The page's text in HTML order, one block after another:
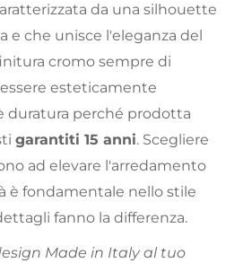
da una silhouette
e che unisce l'eleganza del
cromo sempre di
esteticamente
duratura perché prodotta
garantiti 15 anni. Scegliere
ad elevare l'arredamento
è fondamentale nello stile
fanno la differenza.
Made in Italy al tuo